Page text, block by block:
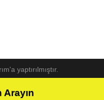
'a yaptırılmıştır.
Arayın